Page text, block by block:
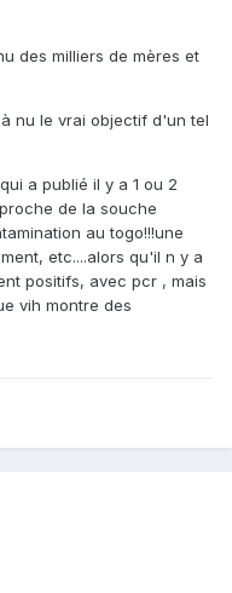
des milliers de mères et
nu le vrai objectif d'un tel
a publié il y a 1 ou 2
de la souche
au togo!!!une
etc....alors qu'il n y a
positifs, avec pcr , mais
vih montre des